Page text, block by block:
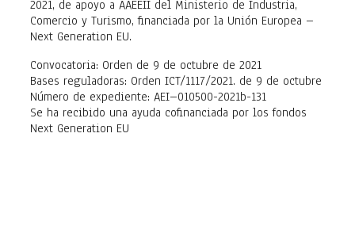
2021, de apoyo a AAEEII del Ministerio de Industria,
Comercio y Turismo, financiada por la Unión Europea –
Next Generation EU.
Convocatoria: Orden de 9 de octubre de 2021
Bases reguladoras: Orden ICT/1117/2021. de 9 de octubre
Número de expediente: AEI–010500-2021b-131
Se ha recibido una ayuda cofinanciada por los fondos
Next Generation EU